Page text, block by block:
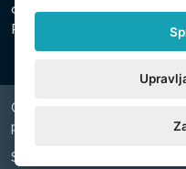
oddelek C, vložek 74759
Registrska št. 26150808, ID
Copyright © 2026 INTEX
právavyhrazena.
Spletni naslov